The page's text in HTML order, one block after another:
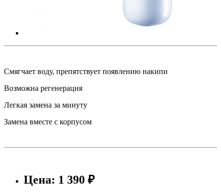
Смягчает воду, препятствует появлению накипи
Возможна регенерация
Легкая замена за минуту
Замена вместе с корпусом
Цена: 1 390 ₽